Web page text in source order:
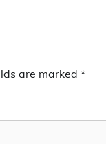
are marked *